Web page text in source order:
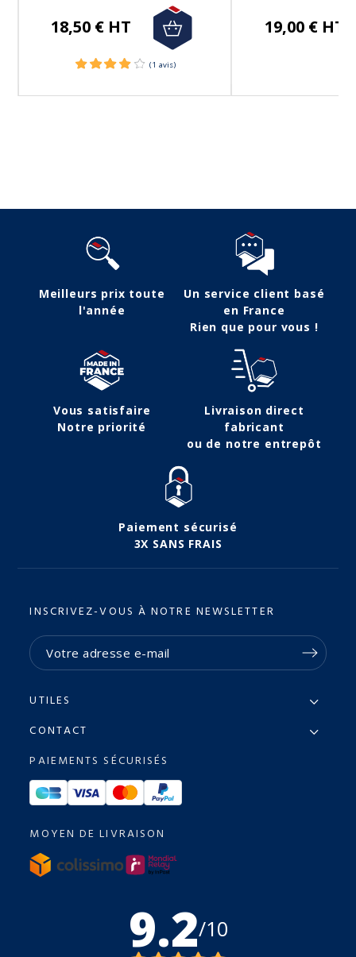
18,50 € HT 19,00 € HT
Meilleurs prix toute
l'année
Un service client basé
en France
Rien que pour vous !
Vous satisfaire
Notre priorité
Livraison direct
fabricant
ou de notre entrepôt
Paiement sécurisé
3X SANS FRAIS
INSCRIVEZ-VOUS À NOTRE NEWSLETTER
UTILES
CONTACT
PAIEMENTS SÉCURISÉS
MOYEN DE LIVRAISON
9.2/10